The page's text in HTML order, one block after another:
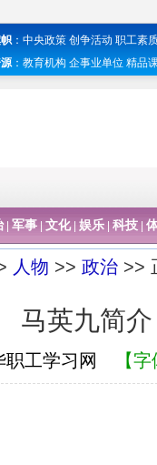
： 中央政策 创争活动 职工素
： 教育机构 企事业单位 精品
| 军事 文化| 娱乐 科技
人物 >> 政治 >>
马英九简介
职工学习网 【